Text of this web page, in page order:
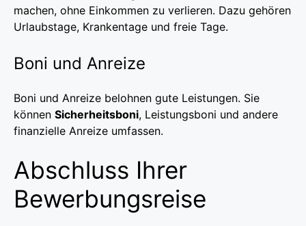
machen, ohne Einkommen zu verlieren. Dazu gehören
Urlaubstage, Krankentage und freie Tage.
Boni und Anreize
Boni und Anreize belohnen gute Leistungen. Sie
können Sicherheitsboni, Leistungsboni und andere
finanzielle Anreize umfassen.
Abschluss Ihrer
Bewerbungsreise